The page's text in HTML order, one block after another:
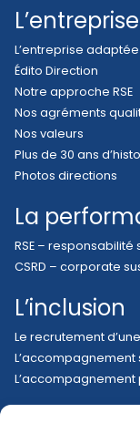
L’entreprise adaptée
Édito Direction
Notre approche RSE
Nos agréments
Nos valeurs
Plus de 30 ans
Photos directions
La
RSE –
CSRD – corporate
L’inclusion
Le recrutement
L’accompagnement